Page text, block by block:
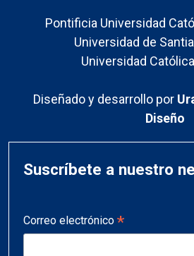
Pontificia Universidad
Universidad de
Universidad
Diseñado y desarrollo por
Diseño
Suscríbete a nuestro
Correo electrónico *